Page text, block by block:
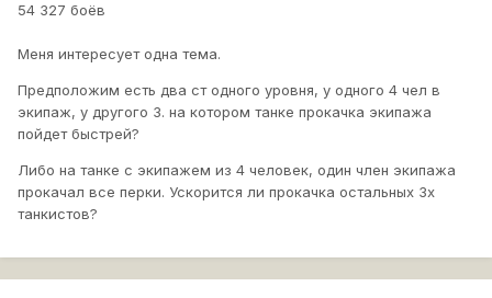
54 327 боёв
Меня интересует одна тема.
Предположим есть два ст одного уровня, у одного 4 чел в
экипаж, у другого 3. на котором танке прокачка экипажа
пойдет быстрей?
Либо на танке с экипажем из 4 человек, один член экипажа
прокачал все перки. Ускорится ли прокачка остальных 3х
танкистов?